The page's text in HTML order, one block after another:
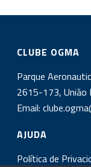
CLUBE OGMA
Parque
2615-173, União
Email:
AJUDA
Política de